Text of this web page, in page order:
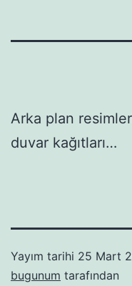
Arka plan
duvar kağıtları…
Yayım tarihi 25 Mart
bugunum tarafından